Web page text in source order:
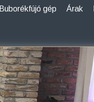
Buborékfújó gép Árak